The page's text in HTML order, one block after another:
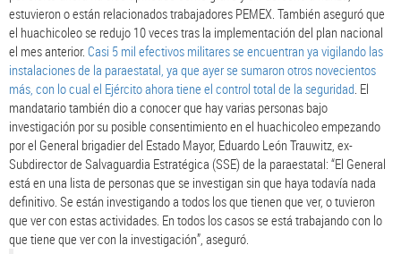
estuvieron o están relacionados trabajadores PEMEX. También aseguró que
el huachicoleo se redujo 10 veces tras la implementación del plan nacional
el mes anterior. Casi 5 mil efectivos militares se encuentran ya vigilando las
instalaciones de la paraestatal, ya que ayer se sumaron otros novecientos
más, con lo cual el Ejército ahora tiene el control total de la seguridad. El
mandatario también dio a conocer que hay varias personas bajo
investigación por su posible consentimiento en el huachicoleo empezando
por el General brigadier del Estado Mayor, Eduardo León Trauwitz, ex-
Subdirector de Salvaguardia Estratégica (SSE) de la paraestatal: “El General
está en una lista de personas que se investigan sin que haya todavía nada
definitivo. Se están investigando a todos los que tienen que ver, o tuvieron
que ver con estas actividades. En todos los casos se está trabajando con lo
que tiene que ver con la investigación”, aseguró.